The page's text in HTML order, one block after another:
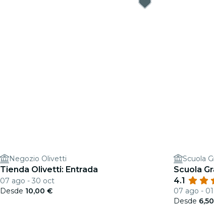
Negozio Olivetti
Tienda Olivetti: Entrada
07 ago - 30 oct
Desde 10,00 €
Scuola
Scuola
4.1
07 ago -
Desde